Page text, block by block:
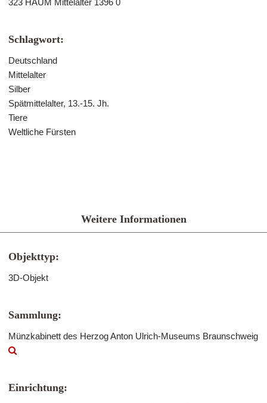
323 HAUM Mittelalter 1396 0
Schlagwort:
Deutschland
Mittelalter
Silber
Spätmittelalter, 13.-15. Jh.
Tiere
Weltliche Fürsten
Weitere Informationen
Objekttyp:
3D-Objekt
Sammlung:
Münzkabinett des Herzog Anton Ulrich-Museums Braunschweig
Einrichtung: